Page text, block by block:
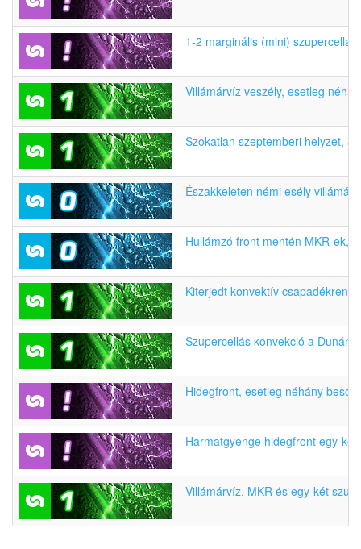
1-2 marginális (mini) szupercella
Villámárvíz veszély, esetleg
Szokatlan szeptemberi helyzet,
Északkeleten némi esély
Hullámzó front mentén MKR-ek,
Kiterjedt konvektív
Szupercellás konvekció a
Hidegfront, esetleg néhány
Harmatgyenge hidegfront egy-
Villámárvíz, MKR és egy-két